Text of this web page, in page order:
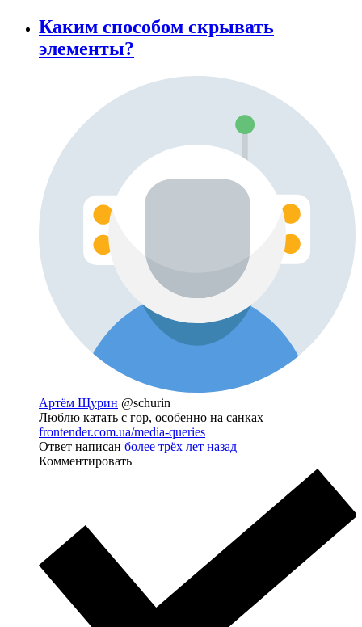
Каким способом скрывать
элементы?
Артём Щурин @schurin
Люблю катать с гор, особенно на санках
frontender.com.ua/media-queries
Ответ написан более трёх лет назад
Комментировать